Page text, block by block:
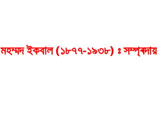
মহম্মদ ইকবাল (১৮৭৭-১৯৩৮) ঃ সম্প্ৰদায়